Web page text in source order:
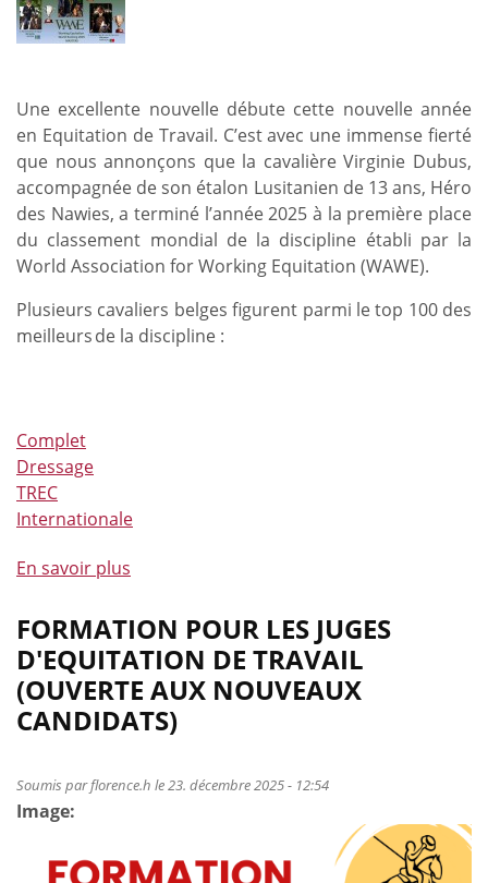
Une excellente nouvelle débute cette nouvelle année
en Equitation de Travail. C’est avec une immense fierté
que nous annonçons que la cavalière Virginie Dubus,
accompagnée de son étalon Lusitanien de 13 ans, Héro
des Nawies, a terminé l’année 2025 à la première place
du classement mondial de la discipline établi par la
World Association for Working Equitation (WAWE).
Plusieurs cavaliers belges figurent parmi le top 100 des
meilleurs de la discipline :
Complet
Dressage
TREC
Internationale
En savoir plus
de
La
Belgique
sur
le
du
classement
FORMATION POUR LES JUGES
D'EQUITATION DE TRAVAIL
(OUVERTE AUX NOUVEAUX
CANDIDATS)
Soumis parflorence.h le 23. décembre 2025 - 12:54
Image: